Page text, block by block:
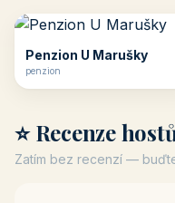
Penzion U Marušky
penzion
⭐ Recenze
Zatím bez recenzí —